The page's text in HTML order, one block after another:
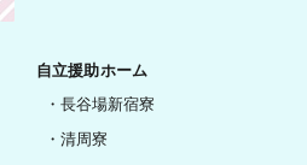
自立援助ホーム
長谷場新宿寮
清周寮